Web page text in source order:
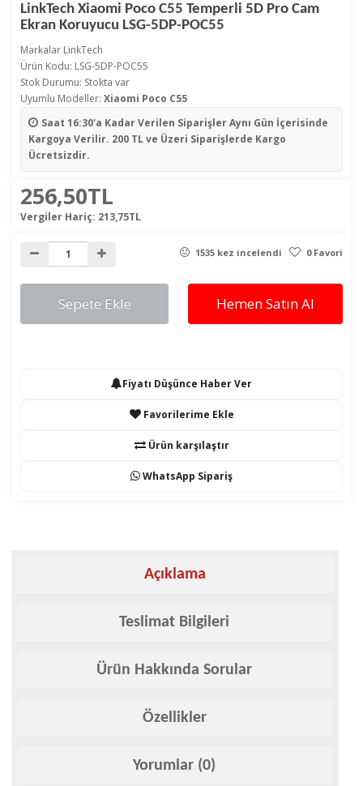
LinkTech Xiaomi Poco C55 Temperli 5D Pro Cam
Ekran Koruyucu LSG-5DP-POC55
Markalar LinkTech
Ürün Kodu: LSG-5DP-POC55
Stok Durumu: Stokta var
Uyumlu Modeller: Xiaomi Poco C55
Saat 16:30'a Kadar Verilen SiparişlerAynı Gün İçerisinde
Kargoya Verilir. 200 TL ve Üzeri Siparişlerde Kargo
Ücretsizdir.
256,50TL
Vergiler Hariç: 213,75TL
1535 kez incelendi 0 Favori
Sepete Ekle Hemen Satın Al
Fiyatı Düşünce Haber Ver
Favorilerime Ekle
Ürün karşılaştır
WhatsApp Sipariş
Açıklama
Teslimat Bilgileri
Ürün Hakkında Sorular
Özellikler
Yorumlar (0)